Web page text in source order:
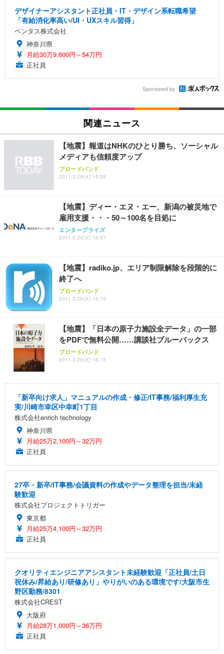
デザイナーアシスタント正社員・IT・デザイン系転職希望
「有給消化率高い/UI・UXスキル習得」
ベンタス株式会社
神奈川県
月給30万9,600円～54万円
正社員
Sponsored by
関連ニュース
【地震】報道はNHKのひとり勝ち、ソーシャル
メディアも信頼度アップ
ブロードバンド
2011.3.29(火) 15:59
【地震】ディー・エヌ・エー、新潟の被災地で
雇用支援・・・50～100名を目処に
エンタープライズ
2011.3.29(火) 16:07
【地震】radiko.jp、エリア制限解除を段階的に
終了へ
ブロードバンド
2011.3.29(火) 16:15
【地震】「日本の原子力施設全データ」の一部
をPDFで無料公開……講談社ブルーバックス
ブロードバンド
2011.3.29(火) 18:15
「新卒向け求人」マニュアルの作成・修正/IT事務/福利厚生充
実/川崎市幸区中幸町1丁目
株式会社enrich technology
神奈川県
月給25万2,100円～32万円
正社員
27卒・新卒/IT事務/会議資料の作成やデータ整理を担当/未経
験歓迎
株式会社プロジェクトトリガー
東京都
月給25万4,100円～32万円
正社員
クオリティエンジニアアシスタント未経験歓迎「正社員/土日
祝休み/昇給あり/研修あり」やりがいのある環境です/大阪市生
野区勤務/8301
株式会社CREST
大阪府
月給28万1,000円～36万円
正社員